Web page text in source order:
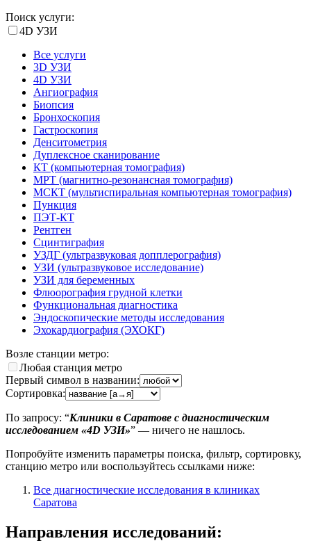
Поиск услуги:
4D УЗИ
Все услуги
3D УЗИ
4D УЗИ
Ангиография
Биопсия
Бронхоскопия
Гастроскопия
Денситометрия
Дуплексное сканирование
КТ (компьютерная томография)
МРТ (магнитно-резонансная томография)
МСКТ (мультиспиральная компьютерная томография)
Пункция
ПЭТ-КТ
Рентген
Сцинтиграфия
УЗДГ (ультразвуковая допплерография)
УЗИ (ультразвуковое исследование)
УЗИ для беременных
Флюорография грудной клетки
Функциональная диагностика
Эндоскопические методы исследования
Эхокардиография (ЭХОКГ)
Возле станции метро:
Любая станция метро
Первый символ в названии:
Сортировка:
По запросу: “Клиники в Саратове с диагностическим
исследованием «4D УЗИ»” — ничего не нашлось.
Попробуйте изменить параметры поиска, фильтр, сортировку,
станцию метро или воспользуйтесь ссылками ниже:
Все диагностические исследования в клиниках
Саратова
Направления исследований: